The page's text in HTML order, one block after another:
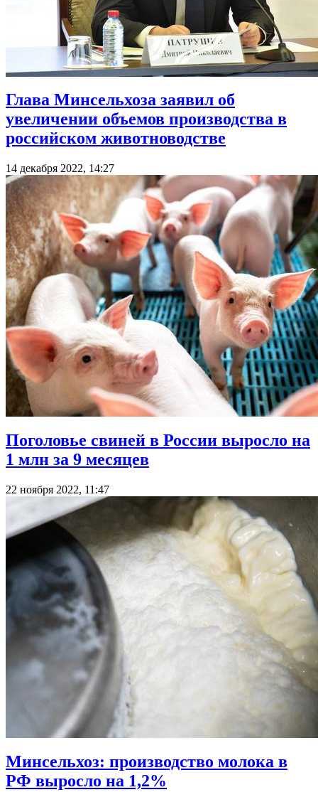
Глава Минсельхоза заявил об
увеличении объемов производства в
российском животноводстве
14 декабря 2022, 14:27
Поголовье свиней в России выросло на
1 млн за 9 месяцев
22 ноября 2022, 11:47
Минсельхоз: производство молока в
РФ выросло на 1,2%